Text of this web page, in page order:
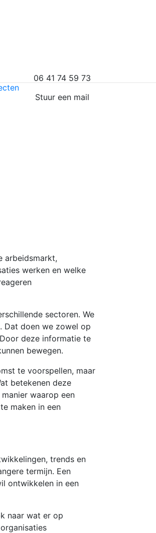
06 41 74 59 73
Stuur een mail
arbeidsmarkt,
werken en welke
sectoren. We
Dat doen we zowel op
deze informatie te
bewegen.
te voorspellen, maar
betekenen deze
waarop een
maken in een
trends en
termijn. Een
ontwikkelen in een
naar wat er op